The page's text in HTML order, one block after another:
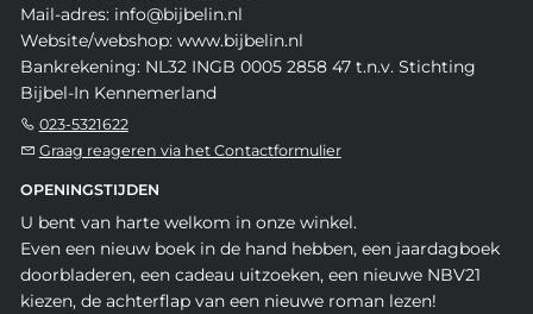
Mail-adres: info@bijbelin.nl
Website/webshop: www.bijbelin.nl
Bankrekening: NL32 INGB 0005 2858 47 t.n.v. Stichting
Bijbel-In Kennemerland
023-5321622
Graag reageren via het Contactformulier
OPENINGSTIJDEN
U bent van harte welkom in onze winkel.
Even een nieuw boek in de hand hebben, een jaardagboek
doorbladeren, een cadeau uitzoeken, een nieuwe NBV21
kiezen, de achterflap van een nieuwe roman lezen!